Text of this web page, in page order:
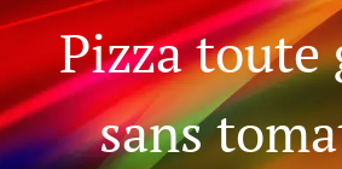
Pizza toute
sans